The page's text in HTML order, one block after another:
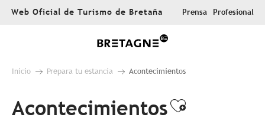
AllerWeb Oficial de Turismo de Bretaña Prensa Profesional
Inicio Prepara tu estancia Acontecimientos
AcontecimientosAjouter